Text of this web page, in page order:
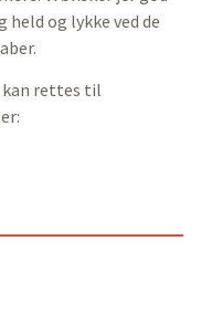
og lykke ved de
kan rettes til